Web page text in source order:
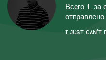
Всего 1, за
отправлено
ɪ ᴊᴜsᴛ ᴄᴀɴ'ᴛ